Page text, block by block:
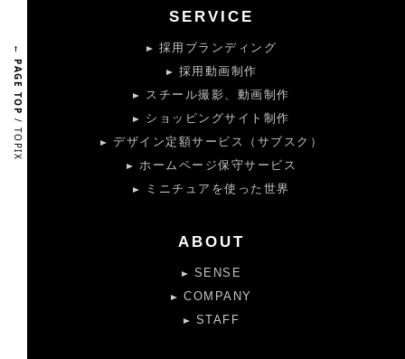
← PAGE TOP
/ TOPIX
SERVICE
採用ブランディング
採用動画制作
スチール撮影、動画制作
ショッピングサイト制作
デザイン定額サービス（サブスク）
ホームページ保守サービス
ミニチュアを使った世界
ABOUT
SENSE
COMPANY
STAFF